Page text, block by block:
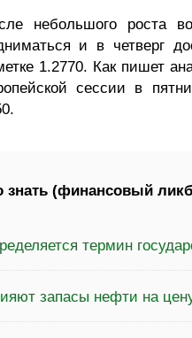
небольшого роста
и в четверг
1.2770. Как пишет
сессии в
знать (финансовый
термин
запасы нефти на